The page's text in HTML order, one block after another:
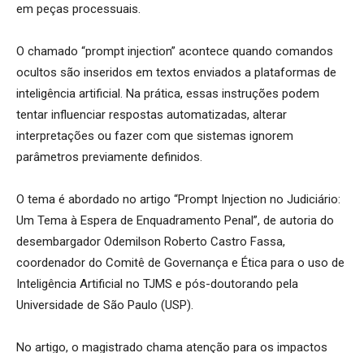
em peças processuais.
O chamado “prompt injection” acontece quando comandos
ocultos são inseridos em textos enviados a plataformas de
inteligência artificial. Na prática, essas instruções podem
tentar influenciar respostas automatizadas, alterar
interpretações ou fazer com que sistemas ignorem
parâmetros previamente definidos.
O tema é abordado no artigo “Prompt Injection no Judiciário:
Um Tema à Espera de Enquadramento Penal”, de autoria do
desembargador Odemilson Roberto Castro Fassa,
coordenador do Comitê de Governança e Ética para o uso de
Inteligência Artificial no TJMS e pós-doutorando pela
Universidade de São Paulo (USP).
No artigo, o magistrado chama atenção para os impactos